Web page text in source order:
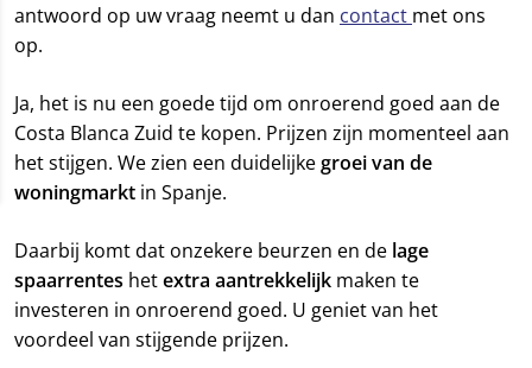
antwoord op uw vraag neemt u dan contact met ons
op.
Ja, het is nu een goede tijd om onroerend goed aan de
Costa Blanca Zuid te kopen. Prijzen zijn momenteel aan
het stijgen. We zien een duidelijkegroei van de
woningmarkt in Spanje.
Daarbij komt dat onzekere beurzen en de lage
spaarrentes hetextra aantrekkelijk maken te
investeren in onroerend goed. U geniet van het
voordeel van stijgende prijzen.